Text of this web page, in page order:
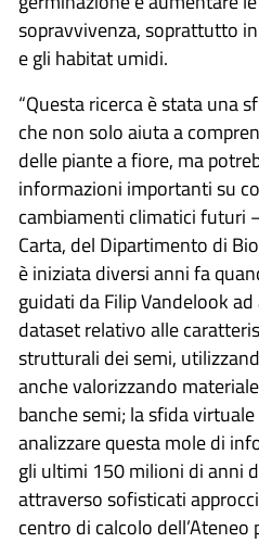
sopravvivenza, soprattutto
e gli habitat umidi.
“Questa ricerca è stata una
che non solo aiuta a
delle piante a fiore, ma
informazioni importanti su
cambiamenti climatici futuri
Carta, del Dipartimento di
è iniziata diversi anni fa
guidati da Filip Vandelook
dataset relativo alle
strutturali dei semi,
anche valorizzando
banche semi; la sfida
analizzare questa mole di
gli ultimi 150 milioni di anni
attraverso sofisticati
centro di calcolo dell’Ateneo